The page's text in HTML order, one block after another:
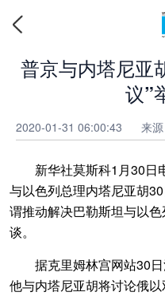
普京与内塔尼亚
议”
2020-01-31 06:00:43 来源
新华社莫斯科1月30日
与以色列总理内塔尼亚胡
谓推动解决巴勒斯坦与以
谈。
据克里姆林宫网站30日
他与内塔尼亚胡将讨论俄